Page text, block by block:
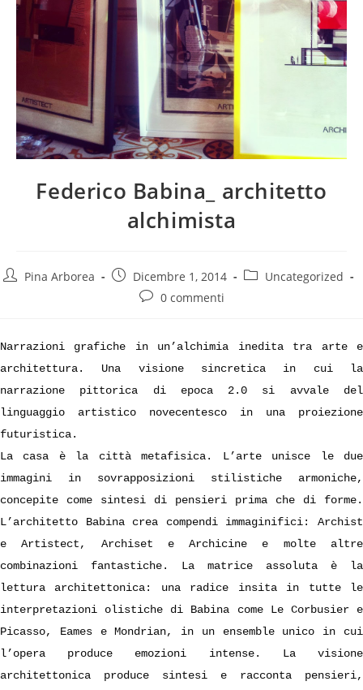
Federico Babina_ architetto
alchimista
AutorePina Arborea
Articolo
pubblicato:
Dicembre 1, 2014
Categoria
Uncategorized
Commenti
0 commenti
Narrazioni grafiche in un’alchimia inedita tra arte e
architettura. Una visione sincretica in cui la
narrazione pittorica di epoca 2.0 si avvale del
linguaggio artistico novecentesco in una proiezione
futuristica.
La casa è la città metafisica. L’arte unisce le due
immagini in sovrapposizioni stilistiche armoniche,
concepite come sintesi di pensieri prima che di forme.
L’architetto Babina crea compendi immaginifici: Archist
e Artistect, Archiset e Archicine e molte altre
combinazioni fantastiche. La matrice assoluta è la
lettura architettonica: una radice insita in tutte le
interpretazioni olistiche di Babina come Le Corbusier e
Picasso, Eames e Mondrian, in un ensemble unico in cui
l’opera produce emozioni intense. La visione
architettonica produce sintesi e racconta pensieri,